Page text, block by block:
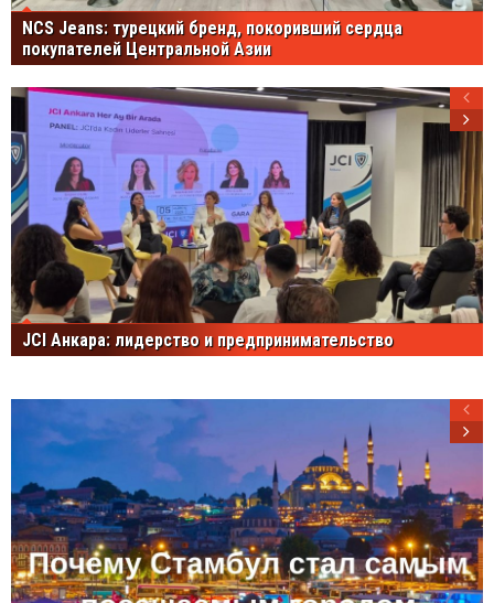
NCS Jeans: турецкий бренд, покоривший сердца
покупателей Центральной Азии
JCI Анкара: лидерство и предпринимательство